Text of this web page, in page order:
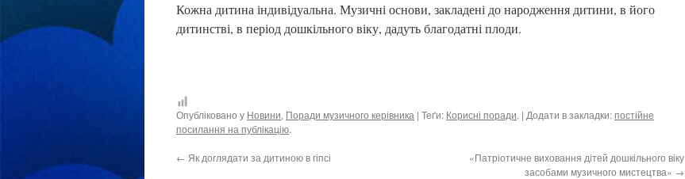
Кожна дитина індивідуальна. Музичні основи, закладені до народження дитини, в його
дитинстві, в період дошкільного віку, дадуть благодатні плоди.
Опубліковано у Новини, Поради музичного керівника | Теґи: Корисні поради. | Додати в закладки:постійне
посилання на публікацію.
← Як доглядати за дитиною в гіпсі
«Патріотичне виховання дітей дошкільного віку
засобами музичного мистецтва» →